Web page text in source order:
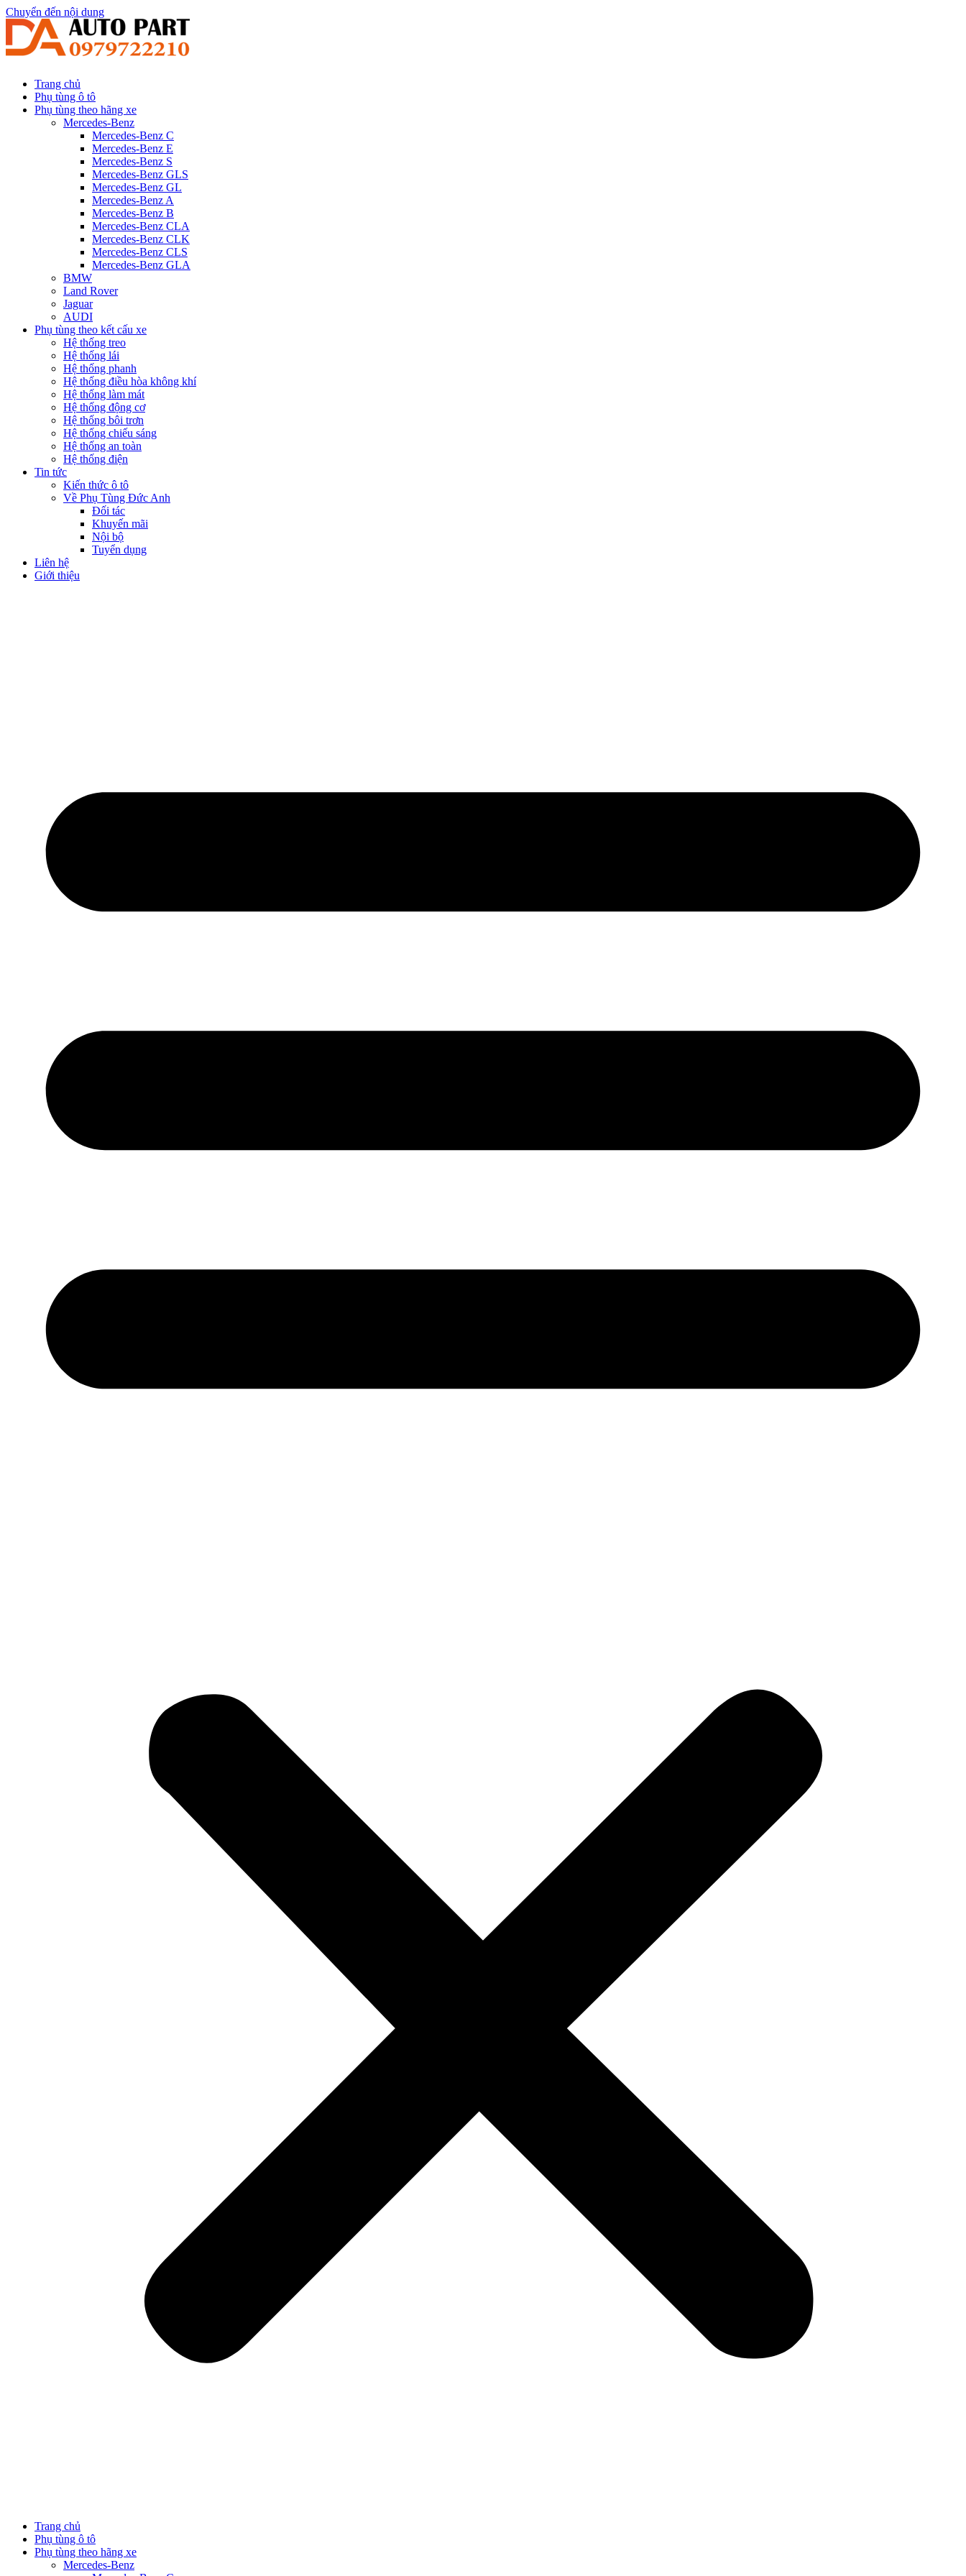
Chuyển đến nội dung
Trang chủ
Phụ tùng ô tô
Phụ tùng theo hãng xe
Mercedes-Benz
Mercedes-Benz C
Mercedes-Benz E
Mercedes-Benz S
Mercedes-Benz GLS
Mercedes-Benz GL
Mercedes-Benz A
Mercedes-Benz B
Mercedes-Benz CLA
Mercedes-Benz CLK
Mercedes-Benz CLS
Mercedes-Benz GLA
BMW
Land Rover
Jaguar
AUDI
Phụ tùng theo kết cấu xe
Hệ thống treo
Hệ thống lái
Hệ thống phanh
Hệ thống điều hòa không khí
Hệ thống làm mát
Hệ thống động cơ
Hệ thống bôi trơn
Hệ thống chiếu sáng
Hệ thống an toàn
Hệ thống điện
Tin tức
Kiến thức ô tô
Về Phụ Tùng Đức Anh
Đối tác
Khuyến mãi
Nội bộ
Tuyển dụng
Liên hệ
Giới thiệu
Trang chủ
Phụ tùng ô tô
Phụ tùng theo hãng xe
Mercedes-Benz